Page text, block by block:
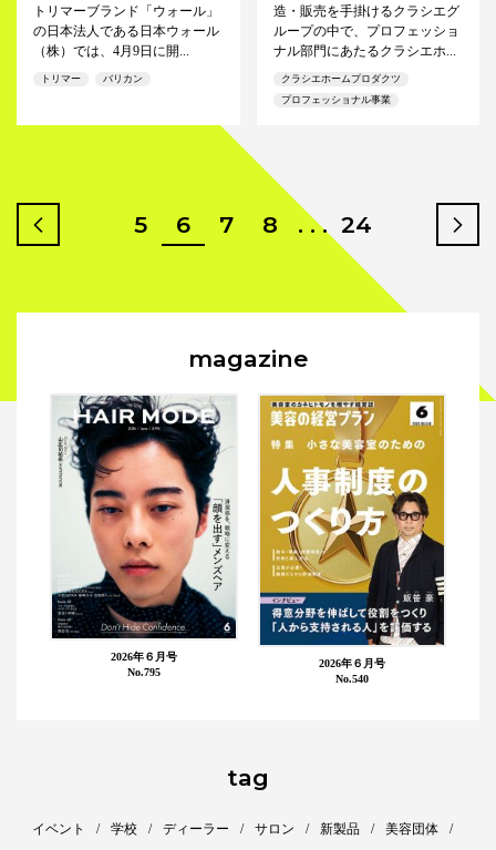
トリマーブランド「ウォール」
の日本法人である日本ウォール
（株）では、4月9日に開...
トリマー バリカン
造・販売を手掛けるクラシエグ
ループの中で、プロフェッショ
ナル部門にあたるクラシエホ...
クラシエホームプロダクツ
プロフェッショナル事業
5 6 7 8 . . . 24
magazine
2026年６月号
No.795
2026年６月号
No.540
tag
イベント 学校 ディーラー サロン 新製品
美容団体